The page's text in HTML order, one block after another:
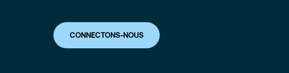
CONNECTONS-NOUS